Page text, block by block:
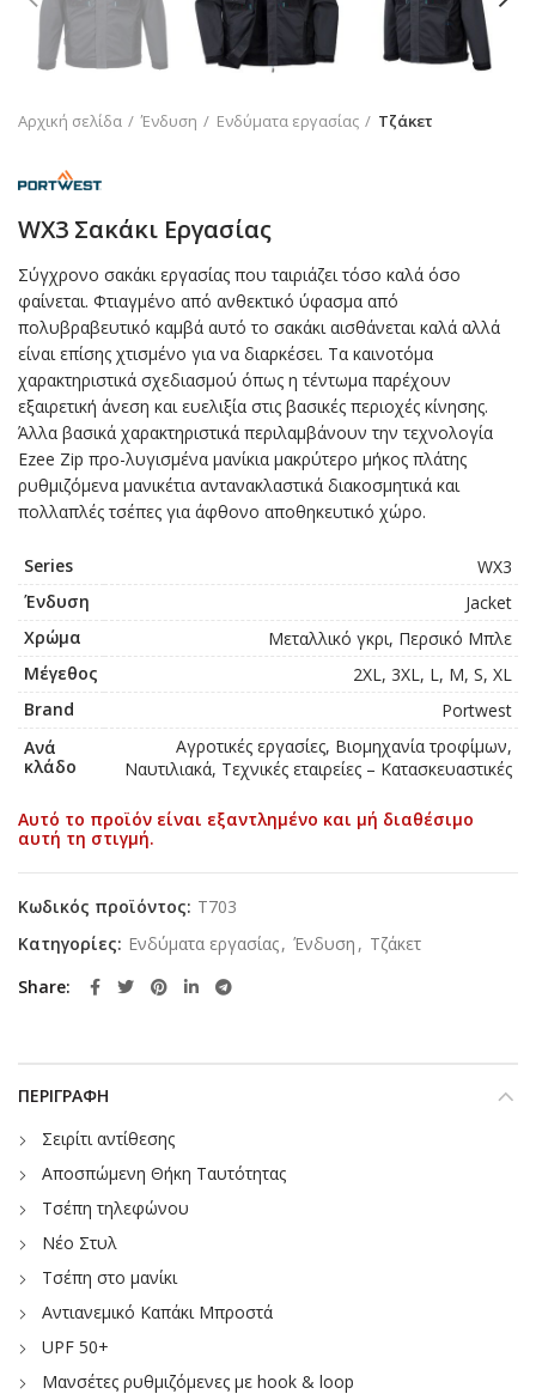
Αρχική σελίδα Ένδυση Ενδύματα εργασίας Τζάκετ
WX3 Σακάκι Εργασίας
Σύγχρονο σακάκι εργασίας που ταιριάζει τόσο καλά όσο
φαίνεται. Φτιαγμένο από ανθεκτικό ύφασμα από
πολυβραβευτικό καμβά αυτό το σακάκι αισθάνεται καλά αλλά
είναι επίσης χτισμένο για να διαρκέσει. Τα καινοτόμα
χαρακτηριστικά σχεδιασμού όπως η τέντωμα παρέχουν
εξαιρετική άνεση και ευελιξία στις βασικές περιοχές κίνησης.
Άλλα βασικά χαρακτηριστικά περιλαμβάνουν την τεχνολογία
Ezee Zip προ-λυγισμένα μανίκια μακρύτερο μήκος πλάτης
ρυθμιζόμενα μανικέτια αντανακλαστικά διακοσμητικά και
πολλαπλές τσέπες για άφθονο αποθηκευτικό χώρο.
Series
WX3
Ένδυση
Jacket
Χρώμα
Μεταλλικό γκρι, Περσικό Μπλε
Μέγεθος
2XL, 3XL, L, M, S, XL
Brand
Portwest
Ανά
κλάδο
Αγροτικές εργασίες, Βιομηχανία τροφίμων,
Ναυτιλιακά, Τεχνικές εταιρείες – Κατασκευαστικές
Αυτό το προϊόν είναι εξαντλημένο και μή διαθέσιμο
αυτή τη στιγμή.
Κωδικός προϊόντος: T703
Κατηγορίες: Ενδύματα εργασίας, Ένδυση , Τζάκετ
Share
ΠΕΡΙΓΡΑΦΉ
Σειρίτι αντίθεσης
Αποσπώμενη Θήκη Ταυτότητας
Τσέπη τηλεφώνου
Νέο Στυλ
Τσέπη στο μανίκι
Αντιανεμικό Καπάκι Μπροστά
UPF 50+
Μανσέτες ρυθμιζόμενες με hook & loop